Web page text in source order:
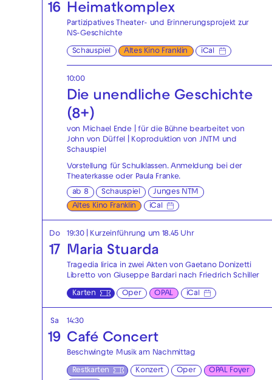
16 Heimatkomplex
Partizipatives Theater- und Erinnerungsprojekt zur
NS-Geschichte
Schauspiel Altes Kino Franklin iCal
10:00
Die unendliche Geschichte
(8+)
von Michael Ende | für die Bühne bearbeitet von
John von Düffel | Koproduktion von JNTM und
Schauspiel
Vorstellung für Schulklassen. Anmeldung bei der
Theaterkasseoder Paula Franke.
ab 8 Schauspiel
Junges NTM
Altes Kino Franklin
iCal
Do
17
19:30 | Kurzeinführung um 18.45 Uhr
Maria Stuarda
Tragedia lirica in zwei Akten von Gaetano Donizetti
Libretto von Giuseppe Bardari nach Friedrich Schiller
Karten Oper OPAL iCal
Sa
19
14:30
Café Concert
Beschwingte Musik am Nachmittag
Restkarten Konzert Oper
OPAL Foyer